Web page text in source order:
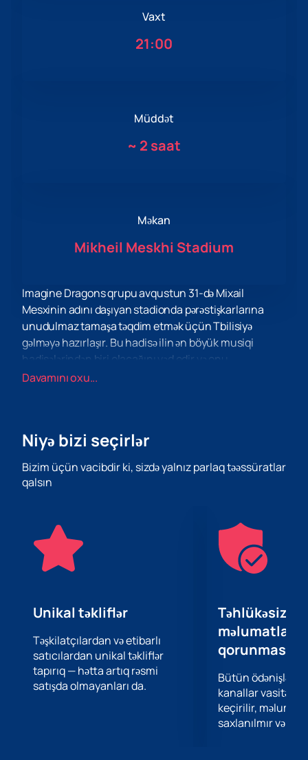
Vaxt
21:00
Müddət
~ 2 saat
Məkan
Mikheil Meskhi Stadium
Imagine Dragons qrupu avqustun 31-də Mixail
Mesxinin adını daşıyan stadionda pərəstişkarlarına
unudulmaz tamaşa təqdim etmək üçün Tbilisiyə
gəlməyə hazırlaşır. Bu hadisə ilin ən böyük musiqi
hadisələrindən biri olacağını vəd edir və onu
qaçırmamalısınız.
deyil, həm də reallıqdan uzaqlaşmağa və keyfiyyətli
performans təqdim edir. Bu tamaşa sadəcə konsert
deyil, musiqi dünyasına əsl səyahətdir.
qrupların çıxışları ilə müqayisə olunan eyni dərəcədə
təsirli və möhtəşəm bir proqram vəd edirlər. Bu konsert
təkcə heyrətamiz musiqi deyil, həm də maraqlı işıq
effektləri, video şoular və s.gətirəcək. Qrup həm artıq
vəd edir.
Ancaq ən əsası, bu konsertdə digər musiqi
pərəstişkarları ilə görüşmək və birlikdə canlı səs
atmosferindən zövq almaq şansınız olacaq. Imagine
Dragons qrupuna olan sevgini paylaşan insanlarla əsl
əlaqəni hiss edə biləcəksiniz.
İndi bu konsertə bilet alın! Bir ömür boyu xatırlanacaq
Davamını oxu...
Niyə bizi seçirlər
Bizim üçün vacibdir ki, sizdə yalnız parlaq təəssüratlar
qalsın
Unikal təkliflər
Təşkilatçılardan və etibarlı
satıcılardan unikal təkliflər
tapırıq — hətta artıq rəsmi
satışda olmayanları da.
Təhlükəsiz
məlumatların
qorunması
Bütün ödənişlər
kanallar
keçirilir,
saxlanılmır və